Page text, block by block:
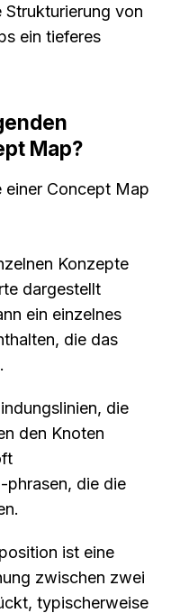
Strukturierung von
ein tieferes
Map?
einer Concept Map
Konzepte
dargestellt
ein einzelnes
die das
die
den Knoten
phrasen, die die
ist eine
zwischen zwei
typischerweise